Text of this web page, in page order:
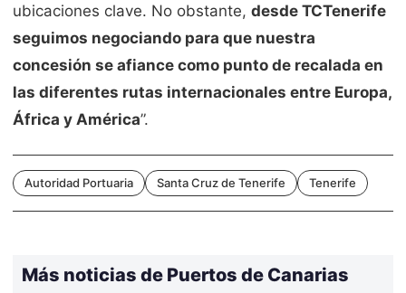
ubicaciones clave. No obstante, desde TCTenerife
seguimos negociando para que nuestra
concesión se afiance como punto de recalada en
las diferentes rutas internacionales entre Europa,
África y América”.
Autoridad Portuaria Santa Cruz de Tenerife Tenerife
Más noticias de Puertos de Canarias